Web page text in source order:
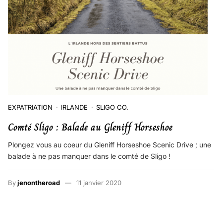
EXPATRIATION IRLANDE SLIGO CO.
Comté Sligo : Balade au Gleniff Horseshoe
Plongez vous au coeur du Gleniff Horseshoe Scenic Drive ; une
balade à ne pas manquer dans le comté de Sligo !
Byjenontheroad 11 janvier 2020